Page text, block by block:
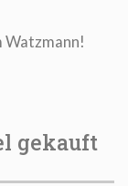
Watzmann!
gekauft